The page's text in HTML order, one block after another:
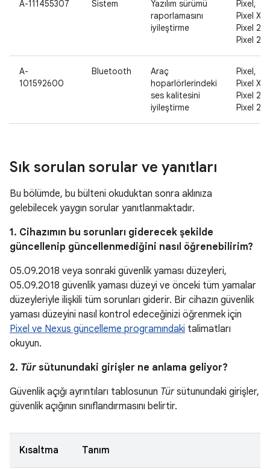
A-111455307 Sistem
Yazılım sürümü
raporlamasını
iyileştirme
Pixel,
Pixel XL,
Pixel 2,
Pixel 2
A-
101592600
Bluetooth
Araç
hoparlörlerindeki
ses kalitesini
iyileştirme
Pixel,
Pixel XL,
Pixel 2,
Pixel 2
Sık sorulan sorular ve yanıtları
Bu bölümde, bu bülteni okuduktan sonra aklınıza
gelebilecek yaygın sorular yanıtlanmaktadır.
1. Cihazımın bu sorunları giderecek şekilde
güncellenip güncellenmediğini nasıl öğrenebilirim?
05.09.2018 veya sonraki güvenlik yaması düzeyleri,
05.09.2018 güvenlik yaması düzeyi ve önceki tüm yamalar
düzeyleriyle ilişkili tüm sorunları giderir. Bir cihazın güvenlik
yaması düzeyini nasıl kontrol edeceğinizi öğrenmek için
Pixel ve Nexus güncelleme programındaki talimatları
okuyun.
2. Tür sütunundaki girişler ne anlama geliyor?
Güvenlik açığı ayrıntıları tablosunun Türsütunundaki girişler,
güvenlik açığının sınıflandırmasını belirtir.
Kısaltma Tanım